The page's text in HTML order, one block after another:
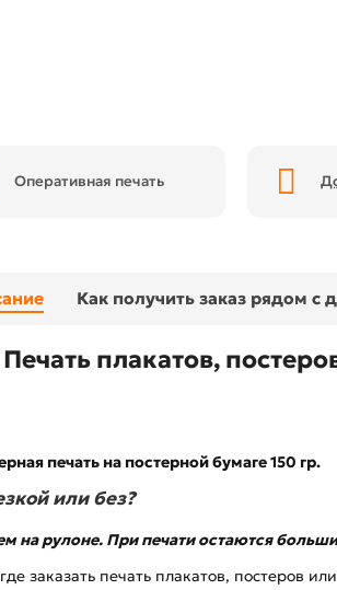
Оперативная печать
Как получить заказ рядом с
Печать плакатов,
печать на постерной бумаге 150 гр.
или без?
на рулоне. При печати остаются
заказать печать плакатов, постеров